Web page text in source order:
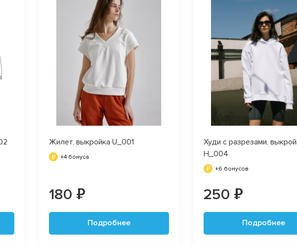
Жилет, выкройка U_001
+4 бонуса
180 ₽
Подробнее
Худи с разрезами,
H_004
+6 бонусов
250 ₽
Подробнее